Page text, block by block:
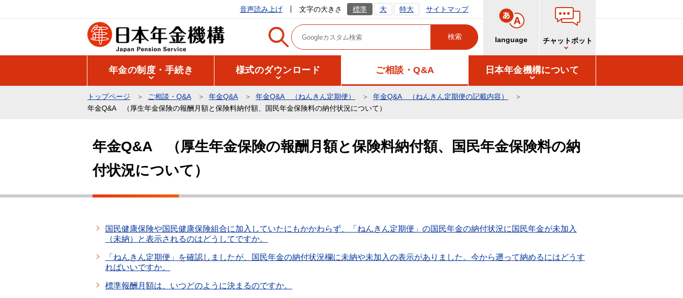
の
音声読み上げ 文字の大きさ 標準 大 特大 サイトマップ
language チャットボット
年金の制度・手続き 様式のダウンロード ご相談・Q&A 日本年金機構について
トップページ ご相談・Q&A 年金Q&A 年金Q&A （ねんきん定期便）
年金Q&A （ねんきん定期便の記載内容）
年金Q&A （厚生年金保険の報酬月額と保険料納付額、国民年金保険料の納付状況について）
ら
年金Q&A （厚生年金保険の報酬月額と保険料納付額、国民年金保険料の納
付状況について）
国民健康保険や国民健康保険組合に加入していたにもかかわらず、「ねんきん定期便」の国民年金の納付状況に国民年金が未加入
（未納）と表示されるのはどうしてですか。
「ねんきん定期便」を確認しましたが、国民年金の納付状況欄に未納や未加入の表示がありました。今から遡って納めるにはどうす
ればいいですか。
標準報酬月額は、いつどのように決まるのですか。